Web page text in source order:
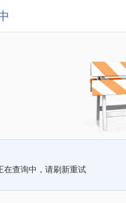
在查询中，请刷新重试